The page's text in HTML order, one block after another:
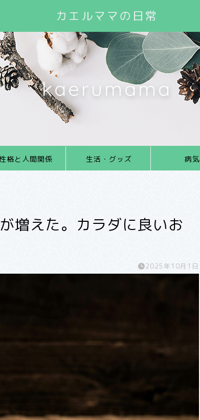
カエルママの日常
kaerumama
格と人間関係 生活・グッズ 病気
増えた。カラダに良いお
2025年10月1日